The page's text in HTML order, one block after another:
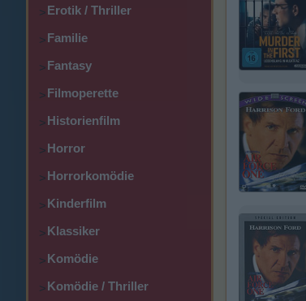
>Erotik / Thriller
>Familie
>Fantasy
>Filmoperette
>Historienfilm
>Horror
>Horrorkomödie
>Kinderfilm
>Klassiker
>Komödie
>Komödie / Thriller